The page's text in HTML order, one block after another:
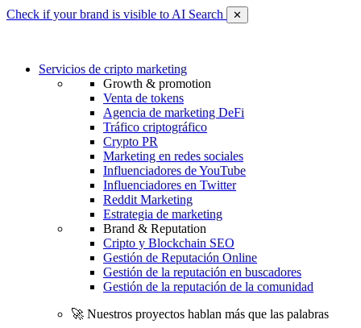
Check if your brand is visible to AI Search ✕
Servicios de cripto marketing
Growth & promotion
Venta de tokens
Agencia de marketing DeFi
Tráfico criptográfico
Crypto PR
Marketing en redes sociales
Influenciadores de YouTube
Influenciadores en Twitter
Reddit Marketing
Estrategia de marketing
Brand & Reputation
Cripto y Blockchain SEO
Gestión de Reputación Online
Gestión de la reputación en buscadores
Gestión de la reputación de la comunidad
🚀 Nuestros proyectos hablan más que las palabras